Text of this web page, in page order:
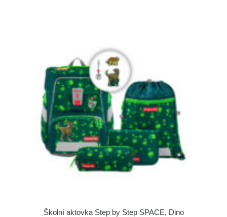
Školní aktovka Step by Step SPACE, Dino